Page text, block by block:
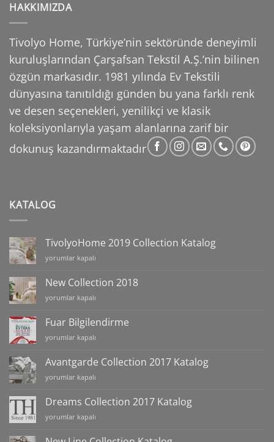
HAKKIMIZDA
Tivolyo Home, Türkiye’nin sektöründe deneyimli
kuruluşlarından Çarşafsan Tekstil A.Ş.’nin bilinen
özgün markasıdır. 1981 yılında Ev Tekstili
dünyasına tanıtıldığı günden bu yana farklı renk
ve desen seçenekleri, yenilikçi ve klasik
koleksiyonlarıyla yaşam alanlarına zarif bir
dokunuş kazandırmaktadır
KATALOG
TivolyoHome 2019 Collection Katalog
TivolyoHome
Collection
Katalog
için
yorumlar kapalı
New Collection 2018
New
2018
için
yorumlar kapalı
Fuar Bilgilendirme
Fuar
için
yorumlar kapalı
Avantgarde Collection 2017 Katalog
Avantgarde
2017
Katalog
için
yorumlar kapalı
Dreams Collection 2017 Katalog
Dreams
2017
yorumlar kapalı